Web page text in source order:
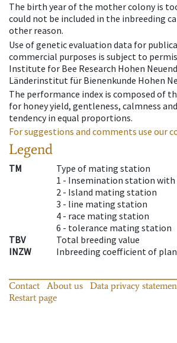
The birth year of the mother colony is
could not be included in the inbreeding
other reason.
Use of genetic evaluation data for
commercial purposes is subject to
Institute for Bee Research Hohen
Länderinstitut für Bienenkunde Hohen
The performance index is composed of
for honey yield, gentleness, calmness
tendency in equal proportions.
For suggestions and comments use our
Legend
TM
Type of mating station
1 - Insemination station with
2 - Island mating station
3 - line mating station
4 - race mating station
6 - tolerance mating station
TBV
Total breeding value
INZW
Inbreeding coefficient of
Contact About us Data privacy
Restart page